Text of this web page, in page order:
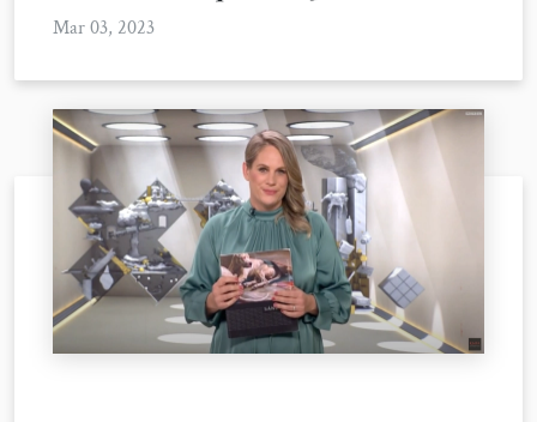
Mar 03, 2023